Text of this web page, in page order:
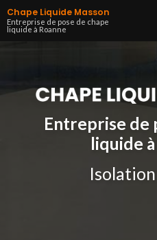
Aller
au
contenu
Chape Liquide Masson
Entreprise de pose de chape
liquide à Roanne
Entreprise de
liquide